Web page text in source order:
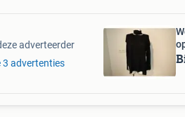
adverteerder
3 advertenties